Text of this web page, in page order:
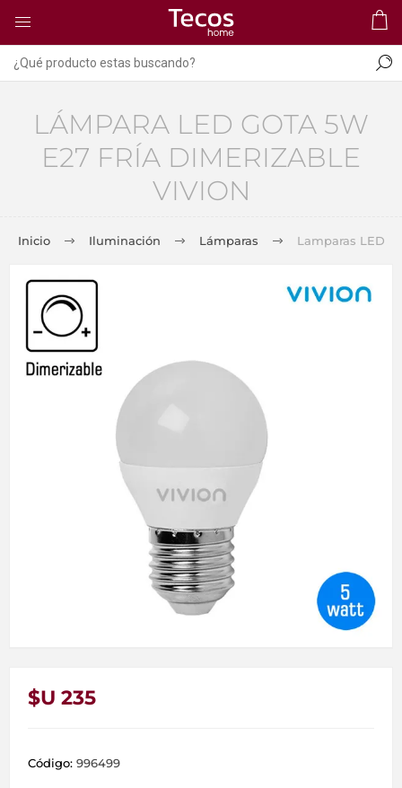
LÁMPARA LED GOTA 5W
E27 FRÍA DIMERIZABLE
VIVION
Inicio Iluminación Lámparas Lamparas LED
$U 235
Código: 996499